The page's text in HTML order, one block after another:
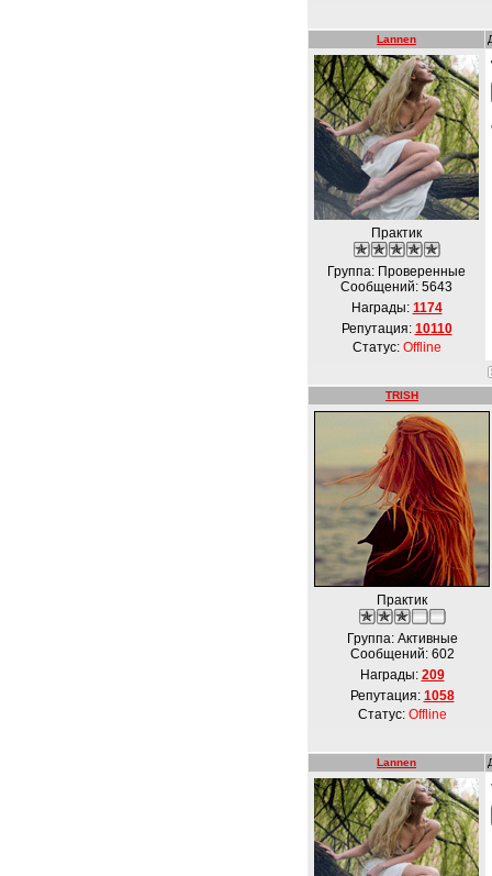
Lannen
Практик
Группа: Проверенные
Сообщений: 5643
Награды: 1174
Репутация: 10110
Статус: Offline
TRISH
Практик
Группа: Активные
Сообщений: 602
Награды: 209
Репутация: 1058
Статус: Offline
Lannen